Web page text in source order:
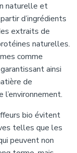
naturelle et
d’ingrédients
extraits de
naturelles.
comme
ainsi
de
bio évitent
telles que les
peuvent non